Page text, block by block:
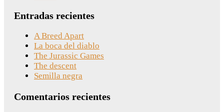
Entradas recientes
A Breed Apart
La boca del diablo
The Jurassic Games
The descent
Semilla negra
Comentarios recientes